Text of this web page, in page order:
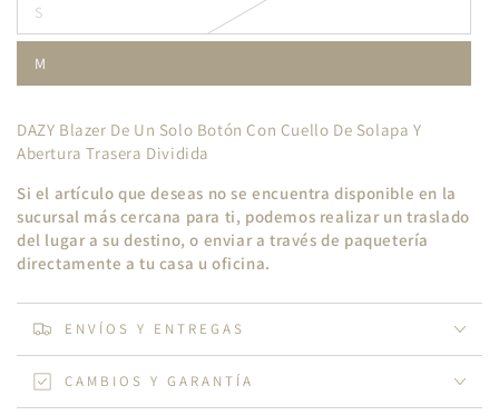
S
M
DAZY Blazer De Un Solo Botón Con Cuello De Solapa Y
Abertura Trasera Dividida
Si el artículo que deseas no se encuentra disponible en la
sucursal más cercana para ti, podemos realizar un traslado
del lugar a su destino, o enviar a través de paquetería
directamente a tu casa u oficina.
ENVÍOS Y ENTREGAS
CAMBIOS Y GARANTÍA